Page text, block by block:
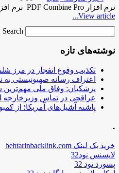
نرم افزار PDF Combine Pro نرم افزار یا چند عکس به یک پی دی اف تبدیل کرد CoolUtils PDF Combine …
View article...
Search …
نوشته‌های تازه
تکذیب وقوع انفجار در مرز
اعتراف رسانه صهیونیستی به
پزشکیان: وفاق ملی
عراقچی در تماس وزیرخارجه
پاشنه آشیل‌های آمریکا؛ از
.
خرید بک لینک behtarinbacklink.com
لایسنس نود32
پسورد نود 32